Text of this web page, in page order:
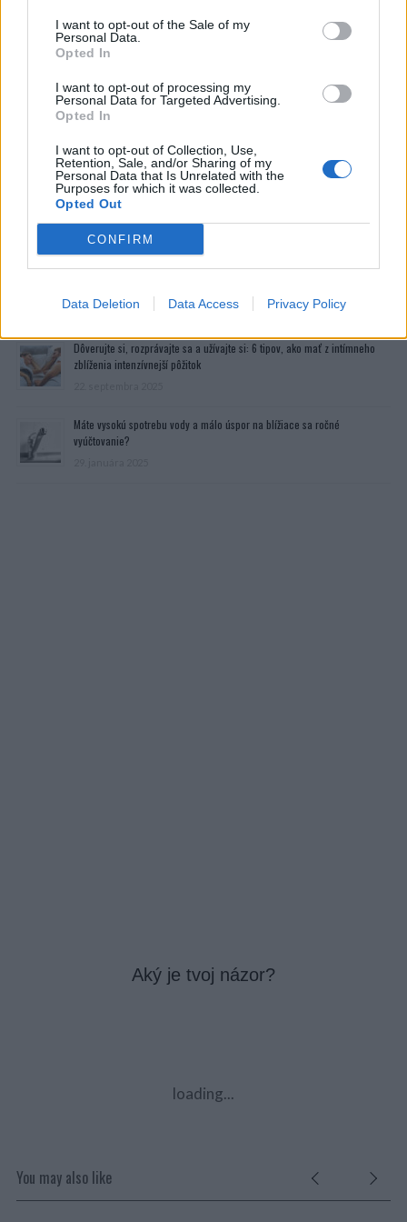
I want to opt-out of the Sale of my
Personal Data.
Opted In
I want to opt-out of processing my
Personal Data for Targeted Advertising.
Opted In
I want to opt-out of Collection, Use,
Retention, Sale, and/or Sharing of my
Personal Data that Is Unrelated with the
Purposes for which it was collected.
Opted Out
CONFIRM
Data Deletion Data Access Privacy Policy
Prečítajte si aj
Dôverujte si, rozprávajte sa a užívajte si: 6 tipov, ako mať z intímneho
zblíženia intenzívnejší pôžitok
Máte vysokú spotrebu vody a málo úspor na blížiace sa ročné
vyúčtovanie?
Aký je tvoj názor?
loading...
You may also like